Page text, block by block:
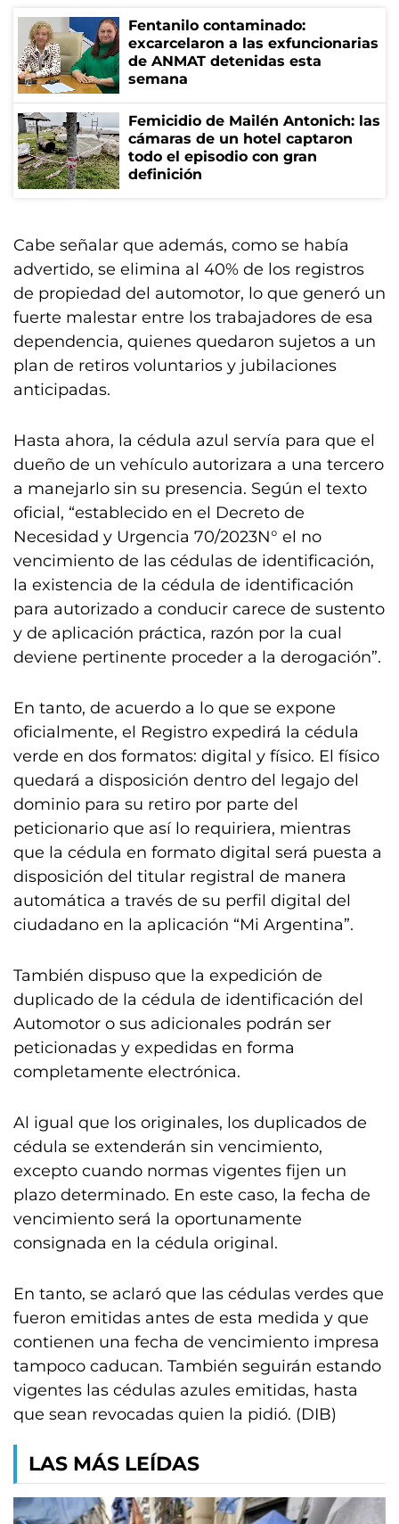
Fentanilo contaminado:
excarcelaron a las exfuncionarias
de ANMAT detenidas esta
semana
Femicidio de Mailén Antonich: las
cámaras de un hotel captaron
todo el episodio con gran
definición
Cabe señalar que además, como se había
advertido, se elimina al 40% de los registros
de propiedad del automotor, lo que generó un
fuerte malestar entre los trabajadores de esa
dependencia, quienes quedaron sujetos a un
plan de retiros voluntarios y jubilaciones
anticipadas.
Hasta ahora, la cédula azul servía para que el
dueño de un vehículo autorizara a una tercero
a manejarlo sin su presencia. Según el texto
oficial, “establecido en el Decreto de
Necesidad y Urgencia 70/2023N° el no
vencimiento de las cédulas de identificación,
la existencia de la cédula de identificación
para autorizado a conducir carece de sustento
y de aplicación práctica, razón por la cual
deviene pertinente proceder a la derogación”.
En tanto, de acuerdo a lo que se expone
oficialmente, el Registro expedirá la cédula
verde en dos formatos: digital y físico. El físico
quedará a disposición dentro del legajo del
dominio para su retiro por parte del
peticionario que así lo requiriera, mientras
que la cédula en formato digital será puesta a
disposición del titular registral de manera
automática a través de su perfil digital del
ciudadano en la aplicación “Mi Argentina”.
También dispuso que la expedición de
duplicado de la cédula de identificación del
Automotor o sus adicionales podrán ser
peticionadas y expedidas en forma
completamente electrónica.
Al igual que los originales, los duplicados de
cédula se extenderán sin vencimiento,
excepto cuando normas vigentes fijen un
plazo determinado. En este caso, la fecha de
vencimiento será la oportunamente
consignada en la cédula original.
En tanto, se aclaró que las cédulas verdes que
fueron emitidas antes de esta medida y que
contienen una fecha de vencimiento impresa
tampoco caducan. También seguirán estando
vigentes las cédulas azules emitidas, hasta
que sean revocadas quien la pidió. (DIB)
LAS MÁS LEÍDAS